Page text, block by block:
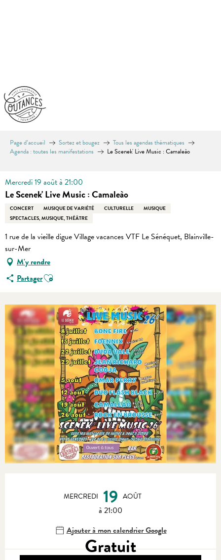
Page d’accueil Sortez et bougez
Tous les agendas thématiques
Agenda : toutes les manifestations
Le Scenek' Live Music : Camaleào
Mercredi 19 août à 21:00
Le Scenek' Live Music : Camaleào
CONCERT MUSIQUE DE VARIÉTÉ CULTURELLE
MUSIQUE
SPECTACLES, MUSIQUE, THÉÂTRE
1 rue de la vieille digue Village vacances VTF Le Sénéquet, Blainville-
sur-Mer
M'y rendre
PartagerAjouter aux favoris
MERCREDI 19 AOÛT
à 21:00
Ajouter à mon calendrier Google
Gratuit